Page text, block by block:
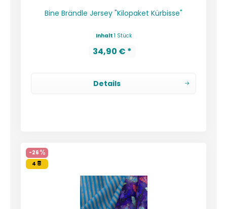
Bine Brändle Jersey "Kilopaket Kürbisse"
Inhalt 1 Stück
34,90 € *
Details
-26
4